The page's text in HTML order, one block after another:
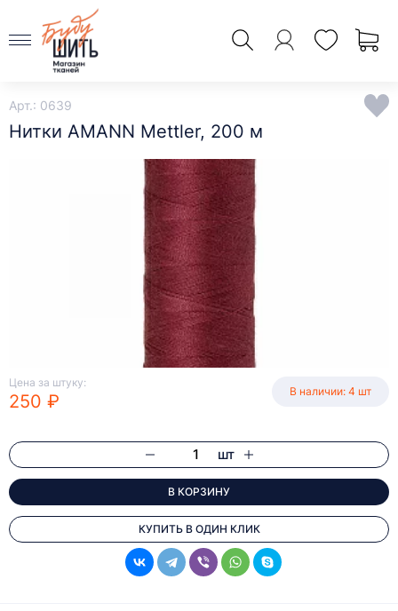
Арт.: 0639
Нитки AMANN Mettler, 200 м
Цена за штуку:
250 ₽ В наличии: 4 шт
шт
В КОРЗИНУ
КУПИТЬ В ОДИН КЛИК